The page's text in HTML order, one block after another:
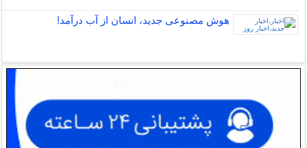
هوش مصنوعی جدید، انسان از آب درآمد!